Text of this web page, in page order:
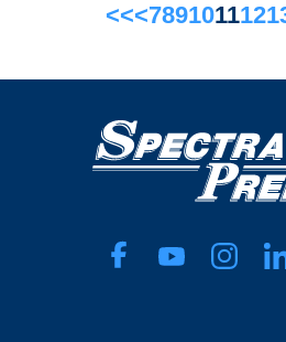
<<<789101112